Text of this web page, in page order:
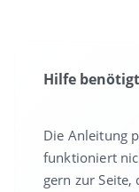
Hilfe
Die Anleitung
funktioniert
gern zur